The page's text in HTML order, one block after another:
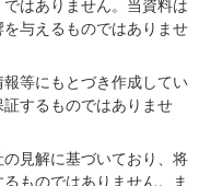
はありません。当資料は
与えるものではありませ
等にもとづき作成してい
するものではありませ
見解に基づいており、将
ものではありません。ま